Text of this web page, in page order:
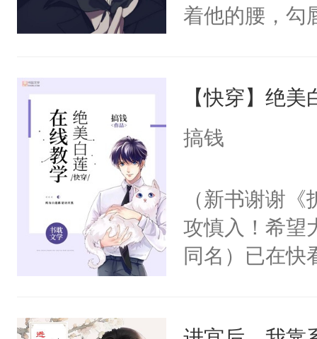
着他的腰，勾
来，给老公
用力——为你
【快穿】绝
搞钱
（新书谢谢
攻慎入！希望
同名）已在快